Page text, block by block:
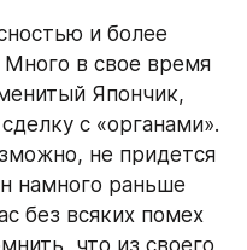
и более
в свое время
Япончик,
с «органами».
не придется
намного раньше
без всяких помех